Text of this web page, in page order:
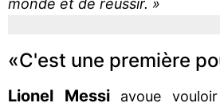
monde et de réussir. »
«C'est une première
Lionel Messiavoue